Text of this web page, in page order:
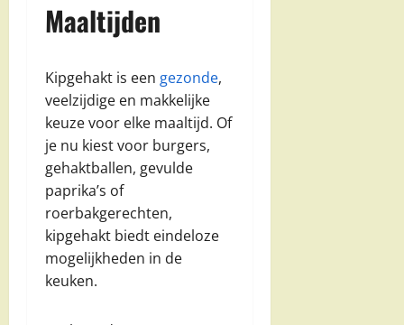
Maaltijden
Kipgehakt is een gezonde,
veelzijdige en makkelijke
keuze voor elke maaltijd. Of
je nu kiest voor burgers,
gehaktballen, gevulde
paprika’s of
roerbakgerechten,
kipgehakt biedt eindeloze
mogelijkheden in de
keuken.